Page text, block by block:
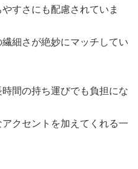
すさにも配慮されていま
細さが絶妙にマッチしてい
間の持ち運びでも負担にな
クセントを加えてくれる一